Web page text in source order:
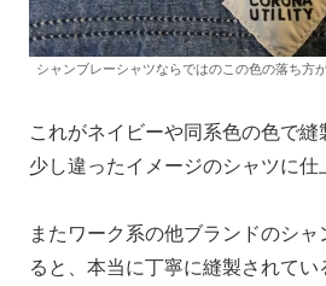
シャンブレーシャツならではのこの色の落ち方
これがネイビーや同系色の色で縫
少し違ったイメージのシャツに仕
またワーク系の他ブランドのシ
ると、本当に丁寧に縫製されて